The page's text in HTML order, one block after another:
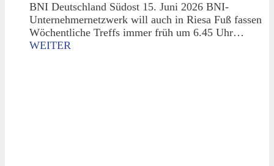
BNI Deutschland Südost 15. Juni 2026 BNI-
Unternehmernetzwerk will auch in Riesa Fuß fassen
Wöchentliche Treffs immer früh um 6.45 Uhr…
WEITER